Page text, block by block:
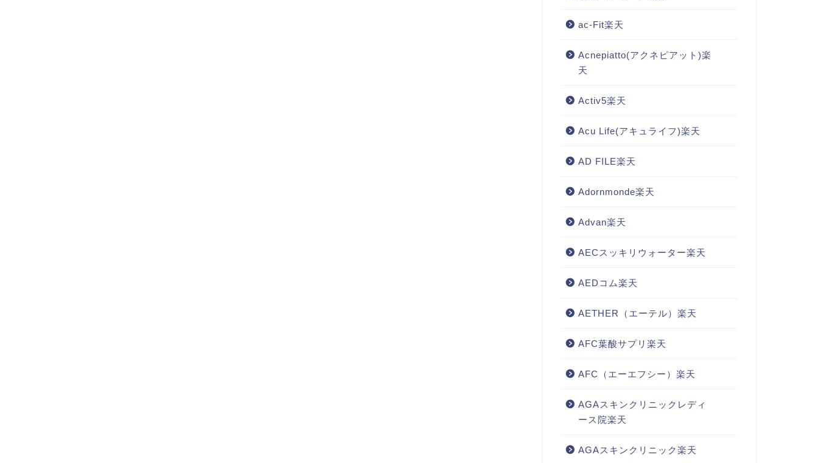
ac-Fit楽天
Acnepiatto(アクネピアット)楽
天
Activ5楽天
Acu Life(アキュライフ)楽天
AD FILE楽天
Adornmonde楽天
Advan楽天
AECスッキリウォーター楽天
AEDコム楽天
AETHER（エーテル）楽天
AFC葉酸サプリ楽天
AFC（エーエフシー）楽天
AGAスキンクリニックレディ
ース院楽天
AGAスキンクリニック楽天